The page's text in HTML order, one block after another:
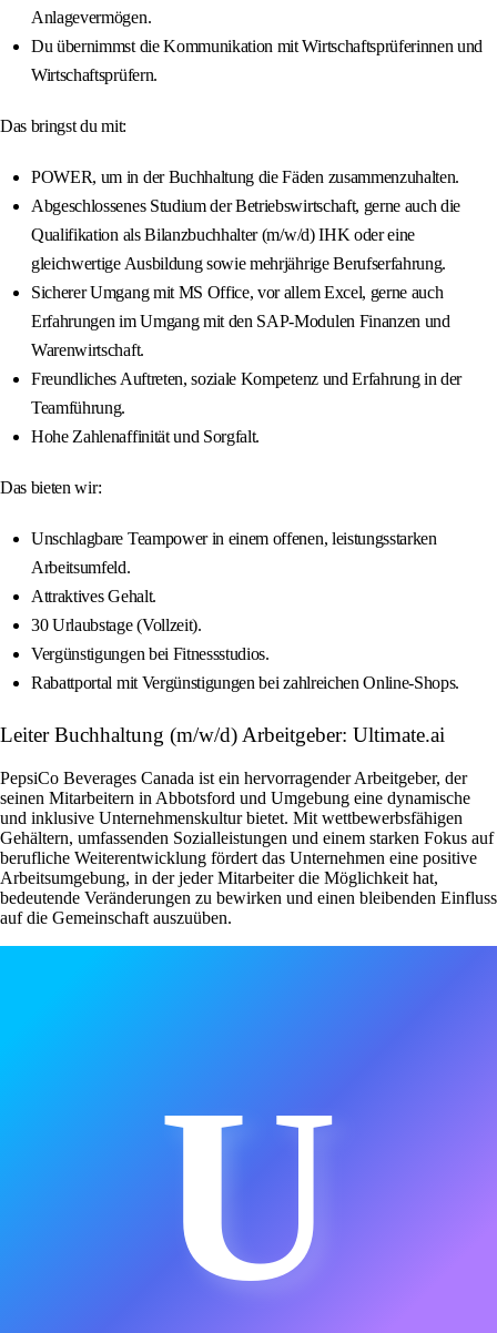
Anlagevermögen.
Du übernimmst die Kommunikation mit Wirtschaftsprüferinnen und
Wirtschaftsprüfern.
Das bringst du mit:
POWER, um in der Buchhaltung die Fäden zusammenzuhalten.
Abgeschlossenes Studium der Betriebswirtschaft, gerne auch die
Qualifikation als Bilanzbuchhalter (m/w/d) IHK oder eine
gleichwertige Ausbildung sowie mehrjährige Berufserfahrung.
Sicherer Umgang mit MS Office, vor allem Excel, gerne auch
Erfahrungen im Umgang mit den SAP-Modulen Finanzen und
Warenwirtschaft.
Freundliches Auftreten, soziale Kompetenz und Erfahrung in der
Teamführung.
Hohe Zahlenaffinität und Sorgfalt.
Das bieten wir:
Unschlagbare Teampower in einem offenen, leistungsstarken
Arbeitsumfeld.
Attraktives Gehalt.
30 Urlaubstage (Vollzeit).
Vergünstigungen bei Fitnessstudios.
Rabattportal mit Vergünstigungen bei zahlreichen Online-Shops.
Leiter Buchhaltung (m/w/d) Arbeitgeber: Ultimate.ai
PepsiCo Beverages Canada ist ein hervorragender Arbeitgeber, der
seinen Mitarbeitern in Abbotsford und Umgebung eine dynamische
und inklusive Unternehmenskultur bietet. Mit wettbewerbsfähigen
Gehältern, umfassenden Sozialleistungen und einem starken Fokus auf
berufliche Weiterentwicklung fördert das Unternehmen eine positive
Arbeitsumgebung, in der jeder Mitarbeiter die Möglichkeit hat,
bedeutende Veränderungen zu bewirken und einen bleibenden Einfluss
auf die Gemeinschaft auszuüben.
U